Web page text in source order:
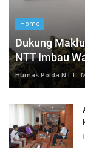
Home
Dukung
NTT Imbau
Humas Polda NTT